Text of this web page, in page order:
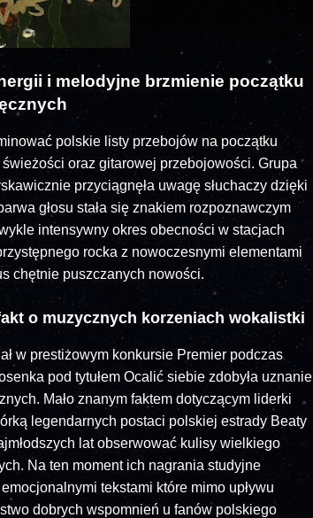
i melodyjne brzmienie początku
polskie listy przebojów na początku
oraz gitarowej przebojowości. Grupa
przyciągnęła uwagę słuchaczy dzięki
głosu stała się znakiem rozpoznawczym
intensywny okres obecności w stacjach
rocka z nowoczesnymi elementami
chętnie puszczanych nowości.
o muzycznych korzeniach wokalistki
w prestiżowym konkursie Premier podczas
pod tytułem Ocalić siebie zdobyła uznanie
Mało znanym faktem dotyczącym liderki
legendarnych postaci polskiej estrady Beaty
lat obserwować kulisy wielkiego
Na ten moment ich nagrania studyjne
tekstami które mimo upływu
dobrych wspomnień u fanów polskiego